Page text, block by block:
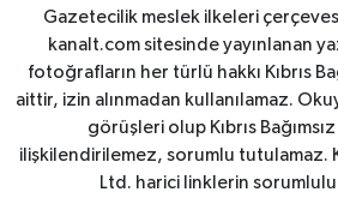
Gazetecilik meslek ilkeleri
kanalt.com sitesinde yayınlanan
fotoğrafların her türlü hakkı Kıbrıs
aittir, izin alınmadan kullanılamaz.
görüşleri olup Kıbrıs
ilişkilendirilemez, sorumlu tutulamaz.
Ltd. harici linklerin